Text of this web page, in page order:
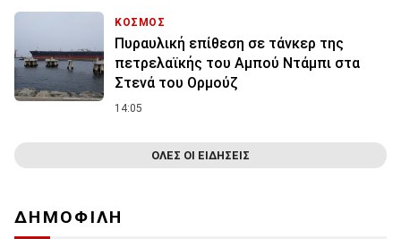
ΚΟΣΜΟΣ
Πυραυλική επίθεση σε τάνκερ της
πετρελαϊκής του Αμπού Ντάμπι στα
Στενά του Ορμούζ
14:05
ΟΛΕΣ ΟΙ ΕΙΔΗΣΕΙΣ
ΔΗΜΟΦΙΛΗ